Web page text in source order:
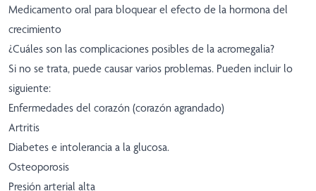
Medicamento oral para bloquear el efecto de la hormona del
crecimiento
¿Cuáles son las complicaciones posibles de la acromegalia?
Si no se trata, puede causar varios problemas. Pueden incluir lo
siguiente:
Enfermedades del corazón (corazón agrandado)
Artritis
Diabetes e intolerancia a la glucosa.
Osteoporosis
Presión arterial alta